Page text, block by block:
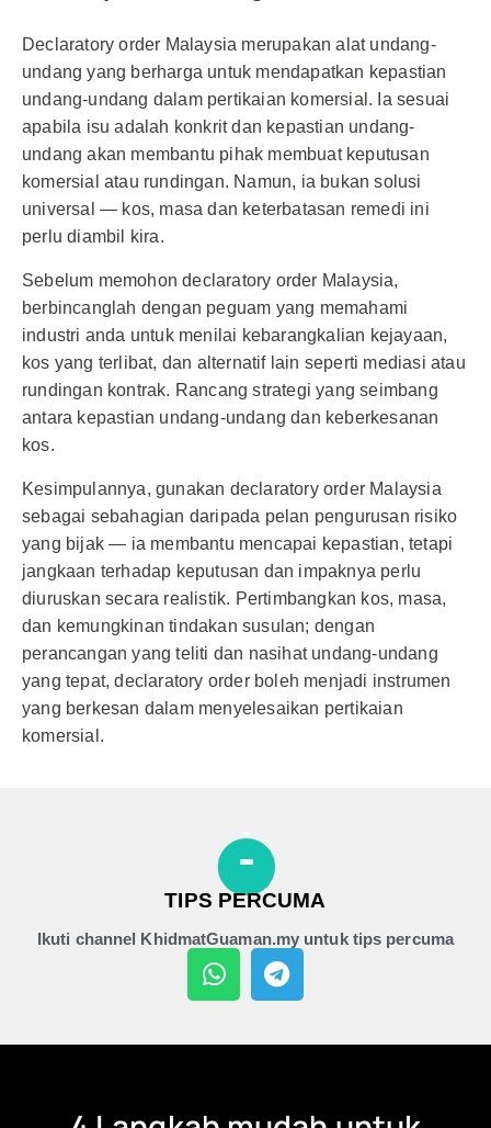
Declaratory order Malaysia merupakan alat undang-
undang yang berharga untuk mendapatkan kepastian
undang-undang dalam pertikaian komersial. Ia sesuai
apabila isu adalah konkrit dan kepastian undang-
undang akan membantu pihak membuat keputusan
komersial atau rundingan. Namun, ia bukan solusi
universal — kos, masa dan keterbatasan remedi ini
perlu diambil kira.
Sebelum memohon declaratory order Malaysia,
berbincanglah dengan peguam yang memahami
industri anda untuk menilai kebarangkalian kejayaan,
kos yang terlibat, dan alternatif lain seperti mediasi atau
rundingan kontrak. Rancang strategi yang seimbang
antara kepastian undang-undang dan keberkesanan
kos.
Kesimpulannya, gunakan declaratory order Malaysia
sebagai sebahagian daripada pelan pengurusan risiko
yang bijak — ia membantu mencapai kepastian, tetapi
jangkaan terhadap keputusan dan impaknya perlu
diuruskan secara realistik. Pertimbangkan kos, masa,
dan kemungkinan tindakan susulan; dengan
perancangan yang teliti dan nasihat undang-undang
yang tepat, declaratory order boleh menjadi instrumen
yang berkesan dalam menyelesaikan pertikaian
komersial.
TIPS PERCUMA
Ikuti channel KhidmatGuaman.my untuk tips percuma